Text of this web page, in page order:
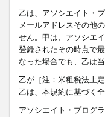
乙は、アソシエイト・
メールアドレスその他
せん。甲は、アソシエ
登録されたその時点で
なった場合でも、乙は
乙が［注：米租税法上
乙は、本規約に基づく
アソシエイト・プログ